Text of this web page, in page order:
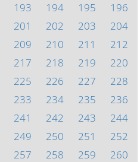
193 194 195
196
201 202 203
204
209 210 211
212
217 218 219
220
225 226 227
228
233 234 235
236
241 242 243
244
249 250 251
252
257 258 259
260